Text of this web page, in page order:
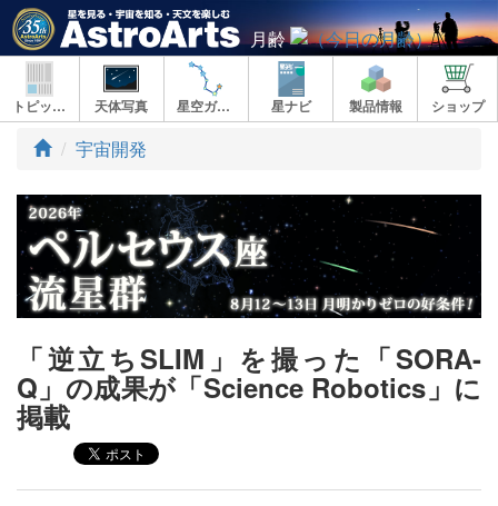
月齢
トピックス 天体写真 星空ガイド 星ナビ 製品情報 ショップ
ト
プ
宇宙開発
「逆立ちSLIM」を撮った「SORA-
Q」の成果が「Science Robotics」に
掲載